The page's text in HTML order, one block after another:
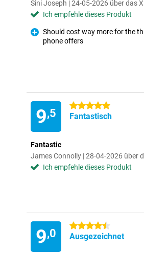
Sini Joseph | 24-05-2026 über das
Ich empfehle dieses Produkt
Should cost way more for the
phone offers
9,5
5 Sterne
Fantastisch
Fantastic
James Connolly | 28-04-2026 über
Ich empfehle dieses Produkt
9,0
4.5 Sterne
Ausgezeichnet